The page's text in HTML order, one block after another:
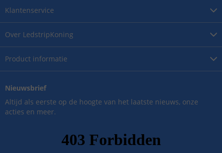
Over LedstripKoning
Product informatie
Klantenservice
Nieuwsbrief
Altijd als eerste op de hoogte van het laatste nieuws, onze
acties en meer.